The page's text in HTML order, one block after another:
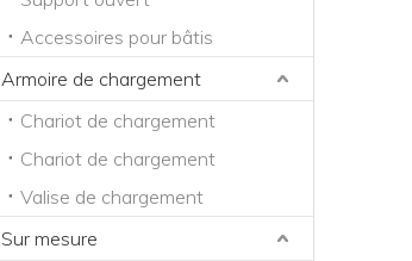
Accessoires pour bâtis
Armoire de chargement
Chariot de chargement
Chariot de chargement
Valise de chargement
Sur mesure